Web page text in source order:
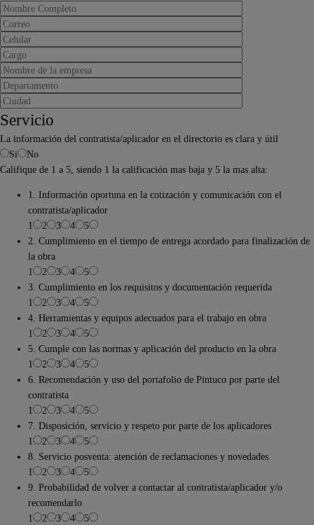
Servicio
La información del contratista/aplicador en el directorio es clara y útil
Si
No
Califique de 1 a 5, siendo 1 la calificación mas baja y 5 la mas alta:
1. Información oportuna en la cotización y comunicación con el
contratista/aplicador
1
2 3 4
5
2. Cumplimiento en el tiempo de entrega acordado para finalización de
la obra
1
2 3 4
5
3. Cumplimiento en los requisitos y documentación requerida
1
2 3 4
5
4. Herramientas y equipos adecuados para el trabajo en obra
1
2 3 4
5
5. Cumple con las normas y aplicación del producto en la obra
1
2 3 4
5
6. Recomendación y uso del portafolio de Pintuco por parte del
contratista
1
2 3 4
5
7. Disposición, servicio y respeto por parte de los aplicadores
1
2 3 4
5
8. Servicio posventa: atención de reclamaciones y novedades
1
2 3 4
5
9. Probabilidad de volver a contactar al contratista/aplicador y/o
recomendarlo
1
2 3 4
5